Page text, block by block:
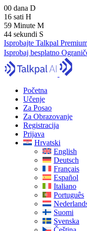
00 dana D
16 sati H
59 Minute M
43 sekundi S
Isprobajte Talkpal
Isprobaj besplatno
Početna
Učenje
Za Posao
Za Obrazovanje
Registracija
Prijava
Hrvatski
English
Deutsch
Français
Español
Italiano
Português
Suomi
Svenska